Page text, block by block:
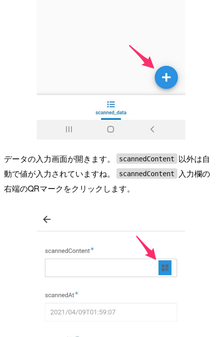
データの入力画面が開きます。 scannedContent
以外は自
動で値が入力されていますね。
scannedContent
入力欄の
右端のQRマークをクリックします。